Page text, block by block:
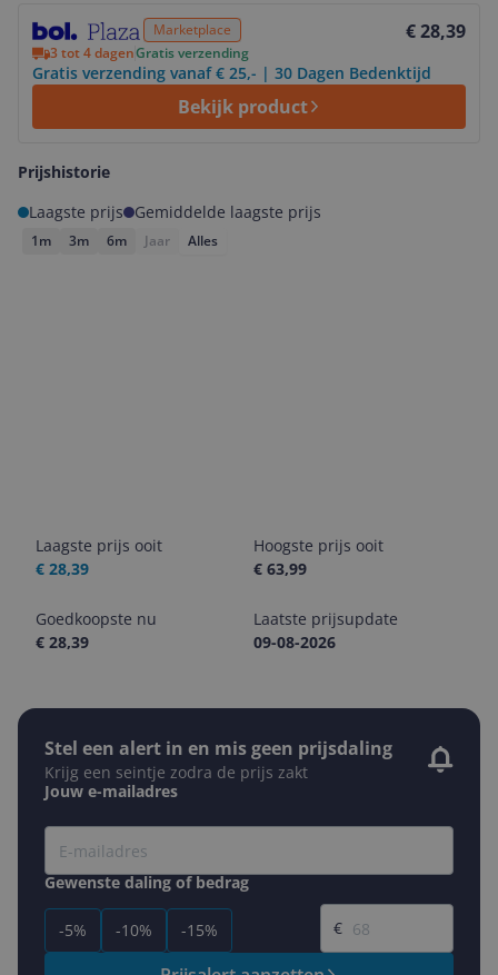
Marketplace € 28,39
3 tot 4 dagenGratis verzending
Gratis verzending vanaf € 25,- | 30 Dagen Bedenktijd
Bekijk product
Prijshistorie
Laagste prijs
Gemiddelde laagste prijs
1m 3m 6m Jaar Alles
Laagste prijs ooit
€ 28,39
Hoogste prijs ooit
€ 63,99
Goedkoopste nu
€ 28,39
Laatste prijsupdate
09-08-2026
Stel een alert in en mis geen prijsdaling
Krijg een seintje zodra de prijs zakt
Jouw e-mailadres
Gewenste daling of bedrag
-5% -10% -15%
Gewenste prijs
€